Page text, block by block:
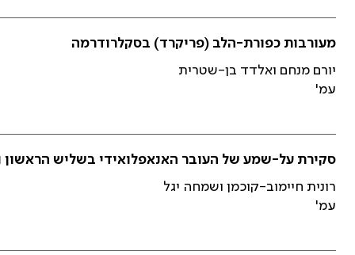
מעורבות כפורת-הלב (פריקרד) בסקלרודרמה
יורם מנחם ואלדד בן-שטרית
עמ'
סקירת על-שמע של העובר האנאפלואידי בשליש הראשון
רונית חיימוב-קוכמן ושמחה יגל
עמ'